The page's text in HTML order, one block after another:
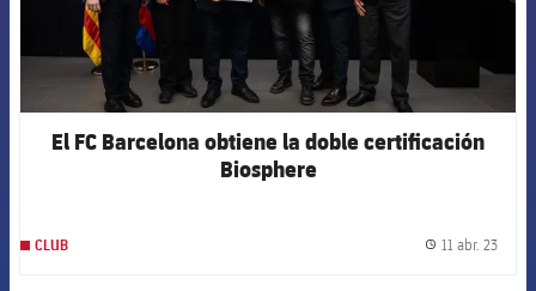
El FC Barcelona obtiene la doble certificación
Biosphere
CLUB 11 abr. 23